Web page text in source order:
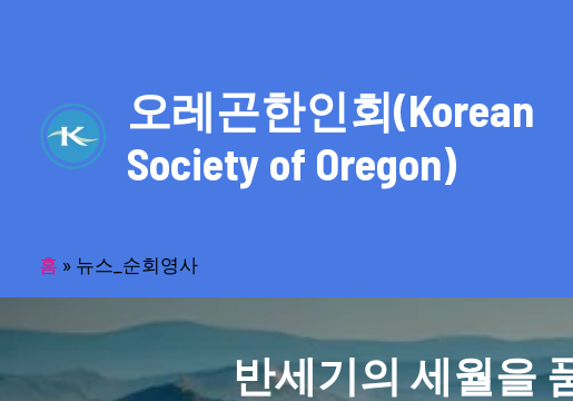
오레곤한인회(Korean
Society of Oregon)
홈 » 뉴스_순회영사
반세기의 세월을